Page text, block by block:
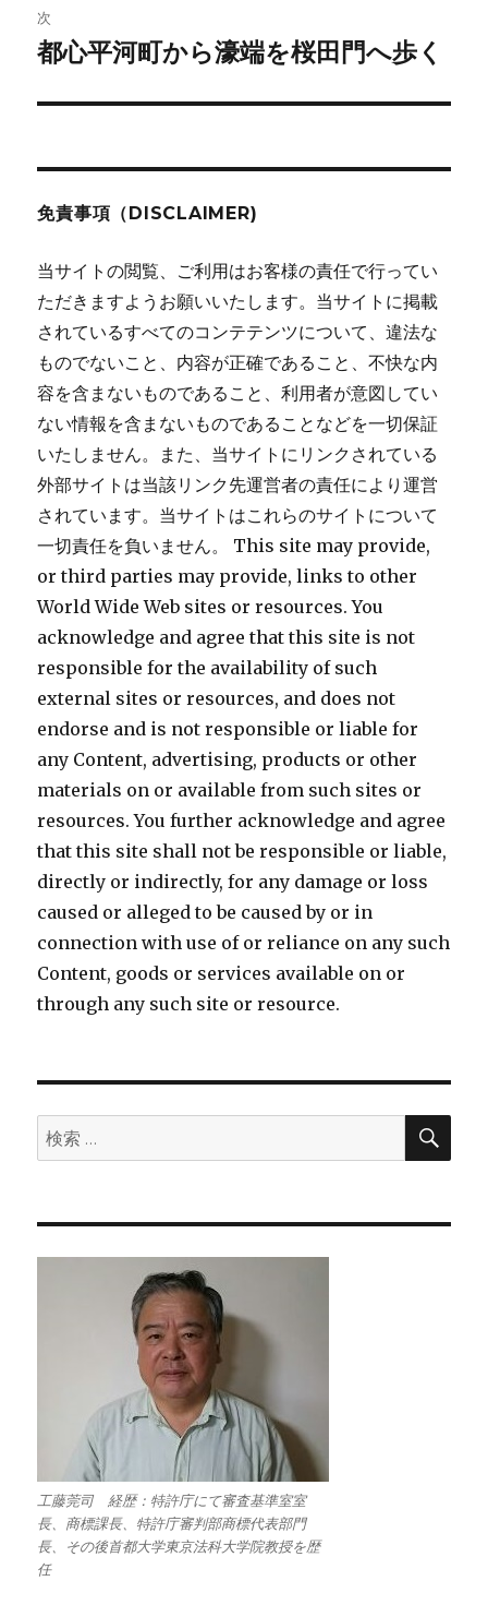
ー
シ
ン
次
次
投
都心平河町から濠端を桜田門へ歩く
免責事項（DISCLAIMER)
当サイトの閲覧、ご利用はお客様の責任で行ってい
ただきますようお願いいたします。当サイトに掲載
されているすべてのコンテテンツについて、違法な
ものでないこと、内容が正確であること、不快な内
容を含まないものであること、利用者が意図してい
ない情報を含まないものであることなどを一切保証
いたしません。また、当サイトにリンクされている
外部サイトは当該リンク先運営者の責任により運営
されています。当サイトはこれらのサイトについて
一切責任を負いません。 This site may provide,
or third parties may provide, links to other
World Wide Web sites or resources. You
acknowledge and agree that this site is not
responsible for the availability of such
external sites or resources, and does not
endorse and is not responsible or liable for
any Content, advertising, products or other
materials on or available from such sites or
resources. You further acknowledge and agree
that this site shall not be responsible or liable,
directly or indirectly, for any damage or loss
caused or alleged to be caused by or in
connection with use of or reliance on any such
Content, goods or services available on or
through any such site or resource.
検
索:
検
工藤莞司 経歴：特許庁にて審査基準室室
長、商標課長、特許庁審判部商標代表部門
長、その後首都大学東京法科大学院教授を歴
任